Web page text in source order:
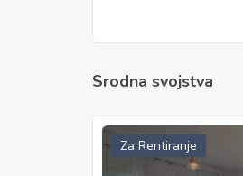
Srodna svojstva
Za Rentiranje